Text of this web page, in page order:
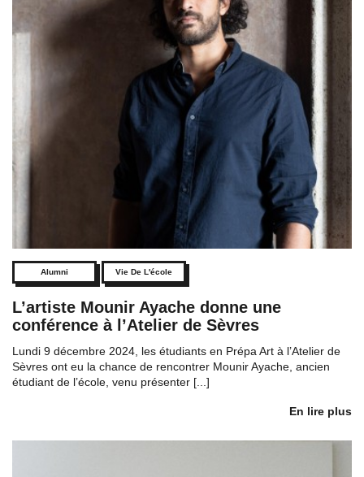
Alumni Vie De L'école
L’artiste Mounir Ayache donne une
conférence à l’Atelier de Sèvres
Lundi 9 décembre 2024, les étudiants en Prépa Art à l’Atelier de
Sèvres ont eu la chance de rencontrer Mounir Ayache, ancien
étudiant de l’école, venu présenter [...]
En lire plus